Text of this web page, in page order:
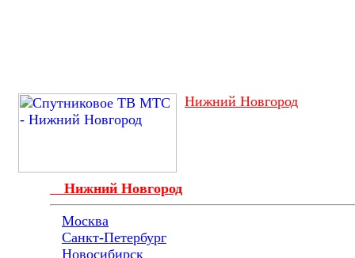
Нижний Новгород
Нижний Новгород
Москва
Санкт-Петербург
Новосибирск